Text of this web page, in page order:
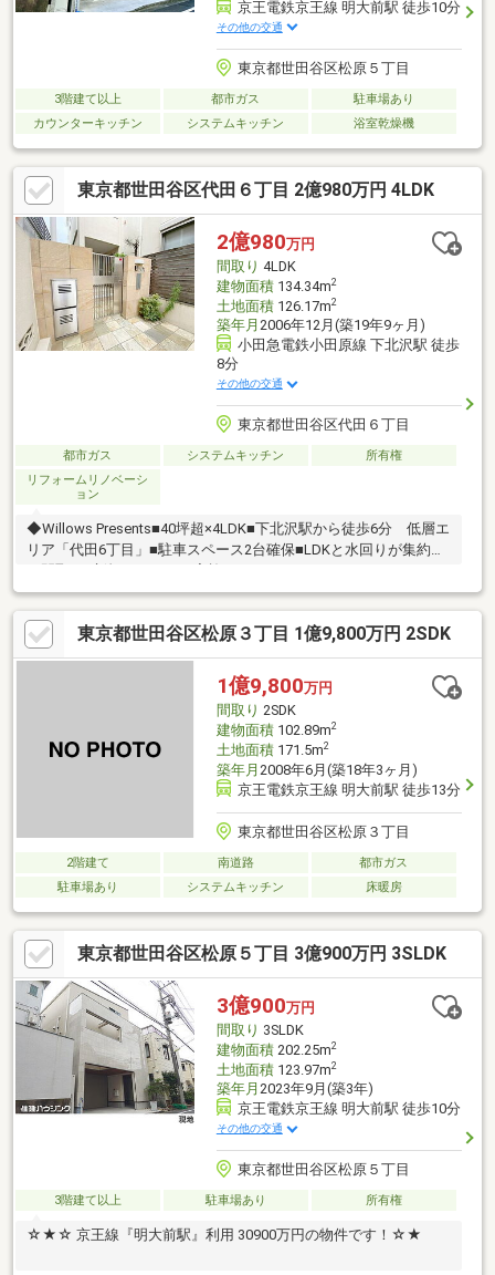
京王電鉄京王線 明大前駅 徒歩10分
その他の交通
東京都世田谷区松原５丁目
3階建て以上 都市ガス
駐車場あり
カウンターキッチン
システムキッチン 浴室乾燥機
東京都世田谷区代田６丁目 2億980万円 4LDK
2億980万円
間取り 4LDK
建物面積134.34m2
土地面積126.17m2
築年月 2006年12月(築19年9ヶ月)
小田急電鉄小田原線 下北沢駅 徒歩
8分
その他の交通
東京都世田谷区代田６丁目
都市ガス システムキッチン
所有権
リフォームリノベーシ
ョン
◆Willows Presents■40坪超×4LDK■下北沢駅から徒歩6分 低層エ
リア「代田6丁目」■駐車スペース2台確保■LDKと水回りが集約し
東京都世田谷区松原３丁目 1億9,800万円 2SDK
1億9,800万円
間取り 2SDK
建物面積102.89m2
土地面積171.5m2
築年月 2008年6月(築18年3ヶ月)
京王電鉄京王線 明大前駅 徒歩13分
東京都世田谷区松原３丁目
2階建て 南道路
都市ガス
駐車場あり
システムキッチン 床暖房
東京都世田谷区松原５丁目 3億900万円 3SLDK
3億900万円
間取り 3SLDK
建物面積202.25m2
土地面積123.97m2
築年月 2023年9月(築3年)
京王電鉄京王線 明大前駅 徒歩10分
その他の交通
東京都世田谷区松原５丁目
3階建て以上 駐車場あり 所有権
☆★☆ 京王線『明大前駅』利用 30900万円の物件です！☆★